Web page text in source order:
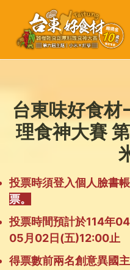
台東味好食
理食神大賽
投票時須登入個人臉書帳
票。
投票時間預計於114年
05月02日(五)12:00止
得票數前兩名創意異國